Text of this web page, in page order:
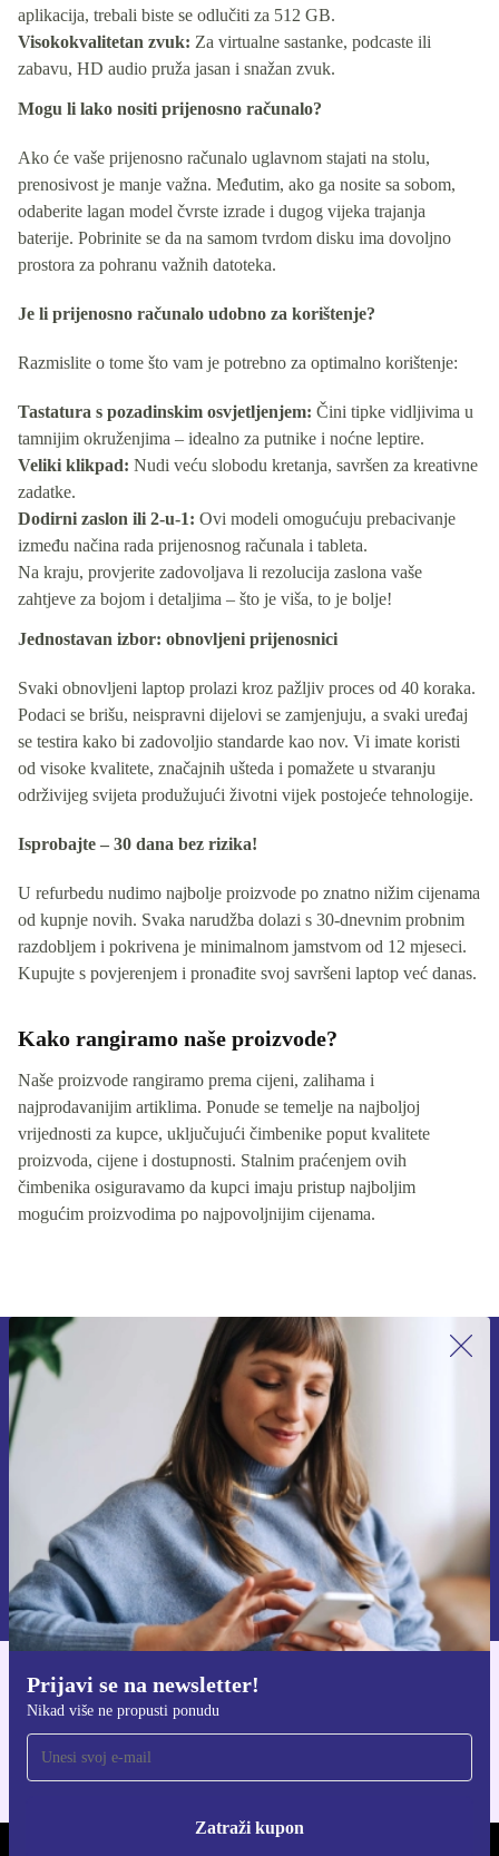
aplikacija, trebali biste se odlučiti za 512 GB.
Visokokvalitetan zvuk: Za virtualne sastanke, podcaste ili
zabavu, HD audio pruža jasan i snažan zvuk.
Mogu li lako nositi prijenosno računalo?
Ako će vaše prijenosno računalo uglavnom stajati na stolu,
prenosivost je manje važna. Međutim, ako ga nosite sa sobom,
odaberite lagan model čvrste izrade i dugog vijeka trajanja
baterije. Pobrinite se da na samom tvrdom disku ima dovoljno
prostora za pohranu važnih datoteka.
Je li prijenosno računalo udobno za korištenje?
Razmislite o tome što vam je potrebno za optimalno korištenje:
Tastatura s pozadinskim osvjetljenjem: Čini tipke vidljivima u
tamnijim okruženjima – idealno za putnike i noćne leptire.
Veliki klikpad: Nudi veću slobodu kretanja, savršen za kreativne
zadatke.
Dodirni zaslon ili 2-u-1: Ovi modeli omogućuju prebacivanje
između načina rada prijenosnog računala i tableta.
Na kraju, provjerite zadovoljava li rezolucija zaslona vaše
zahtjeve za bojom i detaljima – što je viša, to je bolje!
Jednostavan izbor: obnovljeni prijenosnici
Svaki obnovljeni laptop prolazi kroz pažljiv proces od 40 koraka.
Podaci se brišu, neispravni dijelovi se zamjenjuju, a svaki uređaj
se testira kako bi zadovoljio standarde kao nov. Vi imate koristi
od visoke kvalitete, značajnih ušteda i pomažete u stvaranju
održivijeg svijeta produžujući životni vijek postojeće tehnologije.
Isprobajte – 30 dana bez rizika!
U refurbedu nudimo najbolje proizvode po znatno nižim cijenama
od kupnje novih. Svaka narudžba dolazi s 30-dnevnim probnim
razdobljem i pokrivena je minimalnom jamstvom od 12 mjeseci.
Kupujte s povjerenjem i pronađite svoj savršeni laptop već danas.
Kako rangiramo naše proizvode?
Naše proizvode rangiramo prema cijeni, zalihama i
najprodavanijim artiklima. Ponude se temelje na najboljoj
vrijednosti za kupce, uključujući čimbenike poput kvalitete
proizvoda, cijene i dostupnosti. Stalnim praćenjem ovih
čimbenika osiguravamo da kupci imaju pristup najboljim
mogućim proizvodima po najpovoljnijim cijenama.
Prijavi se na newsletter!
Nikad više ne propusti ponudu
Zatraži kupon
Prijavi se na newsletter!
Nikad više ne propusti ponudu.
Zatraži kupon
Informacije o korištenju osobnih podataka možeš pronaći u našim
Pravilima privatnosti.
Preuzmi refurbed aplikaciju
Za iOS i Android